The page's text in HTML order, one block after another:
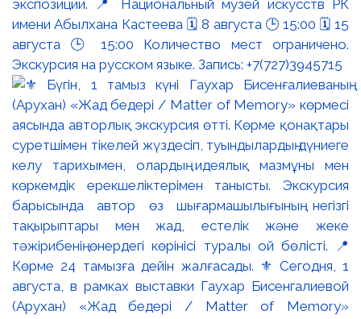
экспозиции. 📍 Национальный музей искусств РК
имени Абылхана Кастеева 🗓 8 августа 🕒 15:00 🗓 15
августа 🕒 15:00 Количество мест ограничено.
Экскурсия на русском языке. Запись: +7(727)3945715